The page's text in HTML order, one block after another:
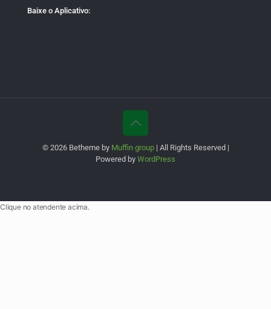
Baixe o Aplicativo:
© 2026 Betheme by Muffin group| All Rights Reserved |
Powered by WordPress
Clique no atendente acima.